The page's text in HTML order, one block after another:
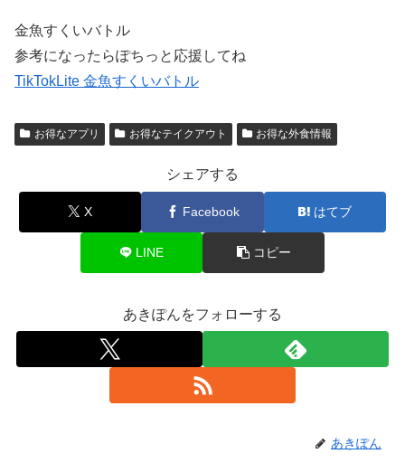
金魚すくいバトル
参考になったらぽちっと応援してね
TikTokLite 金魚すくいバトル
お得なアプリ お得なテイクアウト お得な外食情報
シェアする
X Facebook はてブ
LINE コピー
あきぽんをフォローする
あきぽん